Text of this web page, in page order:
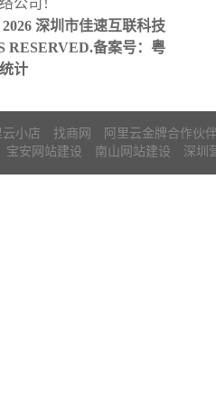
公司 ！
深圳市佳速互联科技
备案号： 粤
计
云小店 找商网
阿里云金牌合作伙
宝安网站建设 南山网站建设 深圳